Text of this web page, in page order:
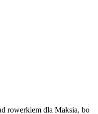
rowerkiem dla Maksia, bo